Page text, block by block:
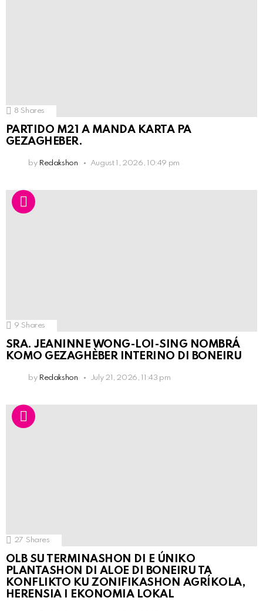
8 Shares
PARTIDO M21 A MANDA KARTA PA
GEZAGHEBER.
by Redakshon August 1, 2026, 10:49 pm
9 Shares
SRA. JEANINNE WONG-LOI-SING NOMBRÁ
KOMO GEZAGHÈBER INTERINO DI BONEIRU
by Redakshon July 21, 2026, 11:43 pm
27 Shares
OLB SU TERMINASHON DI E ÚNIKO
PLANTASHON DI ALOE DI BONEIRU TA
KONFLIKTO KU ZONIFIKASHON AGRÍKOLA,
HERENSIA I EKONOMIA LOKAL